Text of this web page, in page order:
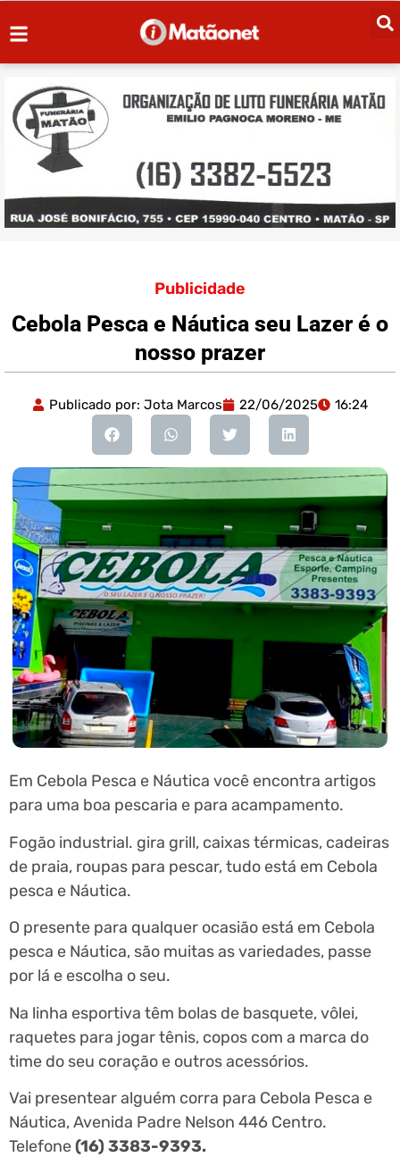
Publicidade
Cebola Pesca e Náutica seu Lazer é o
nosso prazer
Publicado por: Jota Marcos 22/06/2025 16:24
Em Cebola Pesca e Náutica você encontra artigos
para uma boa pescaria e para acampamento.
Fogão industrial. gira grill, caixas térmicas, cadeiras
de praia, roupas para pescar, tudo está em Cebola
pesca e Náutica.
O presente para qualquer ocasião está em Cebola
pesca e Náutica, são muitas as variedades, passe
por lá e escolha o seu.
Na linha esportiva têm bolas de basquete, vôlei,
raquetes para jogar tênis, copos com a marca do
time do seu coração e outros acessórios.
Vai presentear alguém corra para Cebola Pesca e
Náutica, Avenida Padre Nelson 446 Centro.
Telefone(16) 3383-9393.